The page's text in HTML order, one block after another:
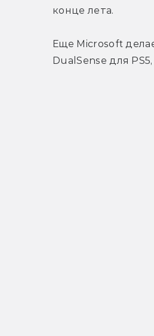
конце лета.
Еще Microsoft
DualSense для